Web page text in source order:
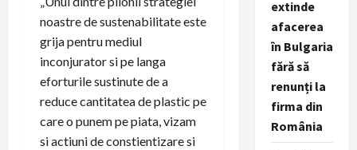
noastre de sustenabilitate este
grija pentru mediul
inconjurator si pe langa
eforturile sustinute de a
reduce cantitatea de plastic pe
care o punem pe piata, vizam
si actiuni de constientizare si
extinde
afacerea
în Bulgaria
fără să
renunți la
firma din
România